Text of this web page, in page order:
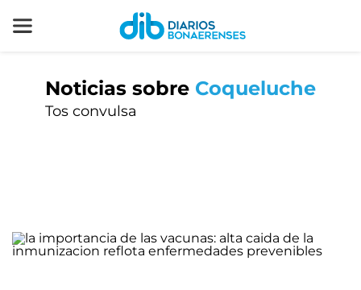
Noticias sobre Coqueluche
Tos convulsa